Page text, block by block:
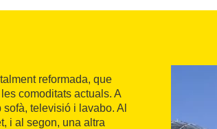
reformada, que
comoditats actuals. A
televisió i lavabo. Al
i al segon, una altra